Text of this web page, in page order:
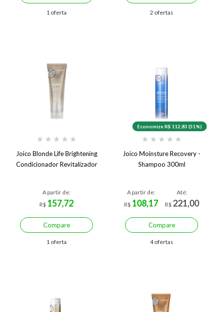
1 oferta 2 ofertas
★ ★ ★ ★ ★
Joico Blonde Life Brightening
Condicionador Revitalizador
A partir de:
R$ 157,72
Compare
1 oferta
Economize R$ 112,83 (51%)
★ ★ ★ ★ ★
Joico Moinsture Recovery -
Shampoo 300ml
A partir de:
R$ 108,17
Até:
R$ 221,00
Compare
4 ofertas